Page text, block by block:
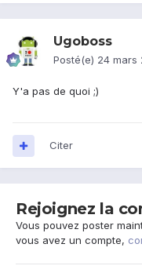
Ugoboss
Posté(e) 24 mars
Y'a pas de quoi ;)
Citer
Rejoignez la
Vous pouvez poster
vous avez un compte,